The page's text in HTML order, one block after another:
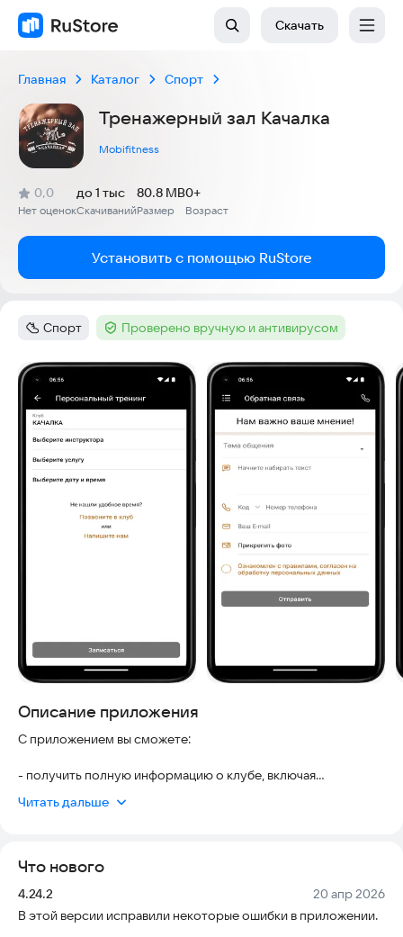
Скачать
Главная Каталог Спорт
Тренажерный зал Качалка
Mobifitness
Рейтинг:
0,0
(
Нет оценок
)
Скачиваний
до 1 тыс
Размер
80.8 MB
Возраст
0+
Установить с помощью RuStore
Категория
Спорт Тег :Проверено вручную и антивирусом
Скриншоты
Описание приложения
С приложением вы сможете:
- получить полную информацию о клубе, включая
- получить информацию по вашему договору и продлить
- пополнить счет;
Читать дальше
Что нового
Версия:
4.24.2 Дата:
20 апр 2026
В этой версии исправили некоторые ошибки в приложении.